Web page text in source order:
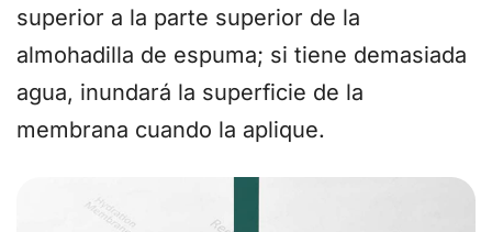
superior a la parte superior de la
almohadilla de espuma; si tiene demasiada
agua, inundará la superficie de la
membrana cuando la aplique.